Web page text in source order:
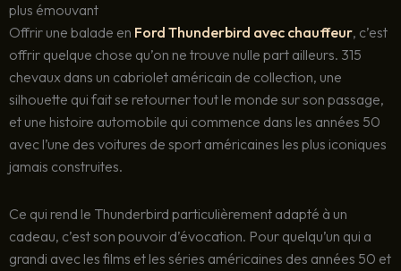
plus émouvant
Offrir une balade en Ford Thunderbird avec chauffeur, c’est
offrir quelque chose qu’on ne trouve nulle part ailleurs. 315
chevaux dans un cabriolet américain de collection, une
silhouette qui fait se retourner tout le monde sur son passage,
et une histoire automobile qui commence dans les années 50
avec l’une des voitures de sport américaines les plus iconiques
jamais construites.
Ce qui rend le Thunderbird particulièrement adapté à un
cadeau, c’est son pouvoir d’évocation. Pour quelqu’un qui a
grandi avec les films et les séries américaines des années 50 et